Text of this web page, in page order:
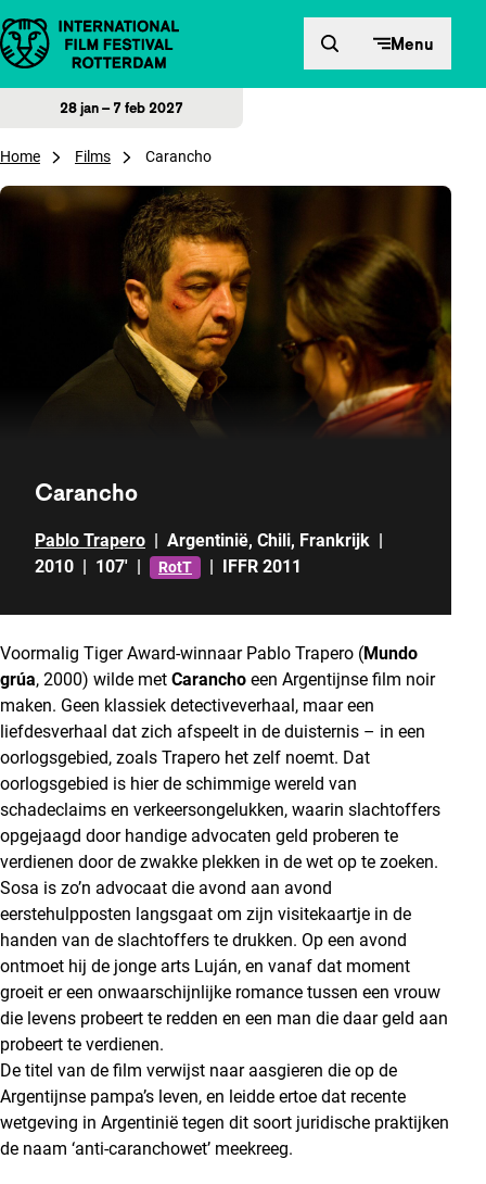
Direct naar inhoud Menu
28 jan – 7 feb 2027
Home Films Carancho
Carancho
Pablo Trapero | Argentinië, Chili, Frankrijk |
2010 | 107' | RotT | IFFR 2011
Voormalig Tiger Award-winnaar Pablo Trapero (Mundo
grúa, 2000) wilde met Carancho een Argentijnse film noir
maken. Geen klassiek detectiveverhaal, maar een
liefdesverhaal dat zich afspeelt in de duisternis – in een
oorlogsgebied, zoals Trapero het zelf noemt. Dat
oorlogsgebied is hier de schimmige wereld van
schadeclaims en verkeersongelukken, waarin slachtoffers
opgejaagd door handige advocaten geld proberen te
verdienen door de zwakke plekken in de wet op te zoeken.
Sosa is zo’n advocaat die avond aan avond
eerstehulpposten langsgaat om zijn visitekaartje in de
handen van de slachtoffers te drukken. Op een avond
ontmoet hij de jonge arts Luján, en vanaf dat moment
groeit er een onwaarschijnlijke romance tussen een vrouw
die levens probeert te redden en een man die daar geld aan
probeert te verdienen.
De titel van de film verwijst naar aasgieren die op de
Argentijnse pampa’s leven, en leidde ertoe dat recente
wetgeving in Argentinië tegen dit soort juridische praktijken
de naam ‘anti-caranchowet’ meekreeg.